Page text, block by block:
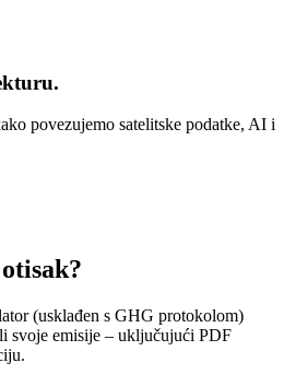
povezujemo satelitske podatke, AI i
(usklađen s GHG protokolom)
svoje emisije – uključujući PDF